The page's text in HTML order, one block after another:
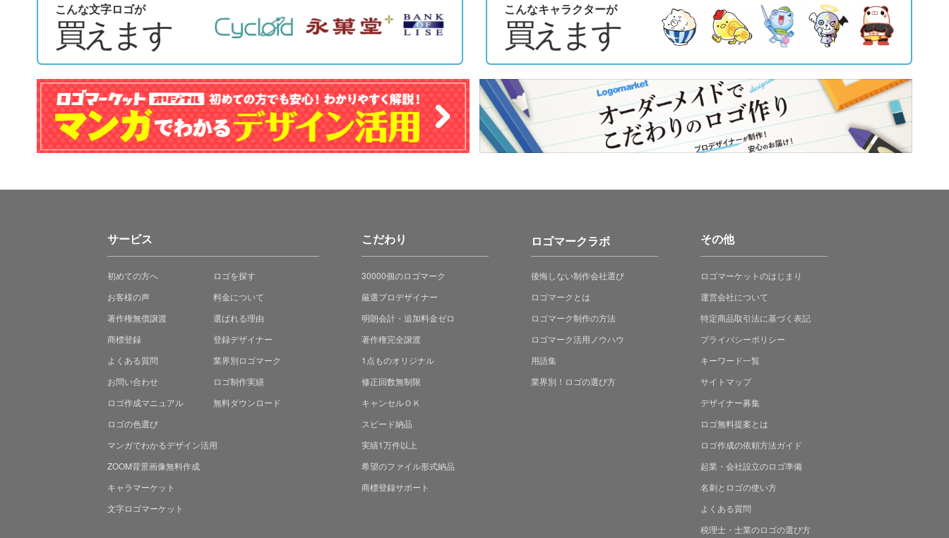
こんな文字ロゴが
買えます
こんなキャラクターが
買えます
サービス
初めての方へ
ロゴを探す
お客様の声
料金について
著作権無償譲渡
選ばれる理由
商標登録
登録デザイナー
よくある質問
業界別ロゴマーク
お問い合わせ
ロゴ制作実績
ロゴ作成マニュアル
無料ダウンロード
ロゴの色選び
マンガでわかるデザイン活用
ZOOM背景画像無料作成
キャラマーケット
文字ロゴマーケット
こだわり
30000個のロゴマーク
厳選プロデザイナー
明朗会計・追加料金ゼロ
著作権完全譲渡
1点ものオリジナル
修正回数無制限
キャンセルＯＫ
スピード納品
実績1万件以上
希望のファイル形式納品
商標登録サポート
ロゴマークラボ
後悔しない制作会社選び
ロゴマークとは
ロゴマーク制作の方法
ロゴマーク活用ノウハウ
用語集
業界別！ロゴの選び方
その他
ロゴマーケットのはじまり
運営会社について
特定商品取引法に基づく表記
プライバシーポリシー
キーワード一覧
サイトマップ
デザイナー募集
ロゴ無料提案とは
ロゴ作成の依頼方法ガイド
起業・会社設立のロゴ準備
名刺とロゴの使い方
よくある質問
税理士・士業のロゴの選び方